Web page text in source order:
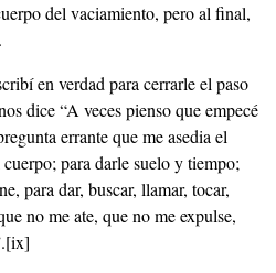
del vaciamiento, pero al final,
en verdad para cerrarle el paso
dice “A veces pienso que empecé
errante que me asedia el
para darle suelo y tiempo;
para dar, buscar, llamar, tocar,
no me ate, que no me expulse,
[ix]